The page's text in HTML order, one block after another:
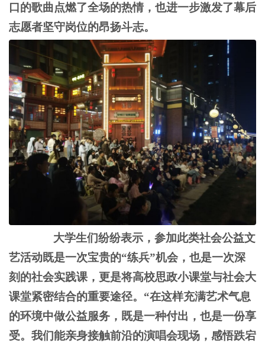
口的歌曲点燃了全场的热情，也进一步激发了幕后
志愿者坚守岗位的昂扬斗志。
大学生们纷纷表示，参加此类社会公益文
艺活动既是一次宝贵的“练兵”机会，也是一次深
刻的社会实践课，更是将高校思政小课堂与社会大
课堂紧密结合的重要途径。“在这样充满艺术气息
的环境中做公益服务，既是一种付出，也是一份享
受。我们能亲身接触前沿的演唱会现场，感悟跌宕